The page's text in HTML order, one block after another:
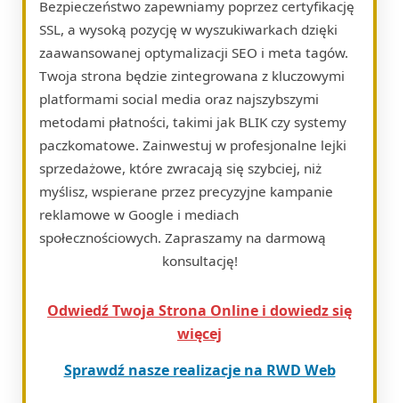
Bezpieczeństwo zapewniamy poprzez certyfikację
SSL, a wysoką pozycję w wyszukiwarkach dzięki
zaawansowanej optymalizacji SEO i meta tagów.
Twoja strona będzie zintegrowana z kluczowymi
platformami social media oraz najszybszymi
metodami płatności, takimi jak BLIK czy systemy
paczkomatowe. Zainwestuj w profesjonalne lejki
sprzedażowe, które zwracają się szybciej, niż
myślisz, wspierane przez precyzyjne kampanie
reklamowe w Google i mediach
społecznościowych. Zapraszamy na darmową
konsultację!
Odwiedź Twoja Strona Online i dowiedz się
więcej
Sprawdź nasze realizacje na RWD Web